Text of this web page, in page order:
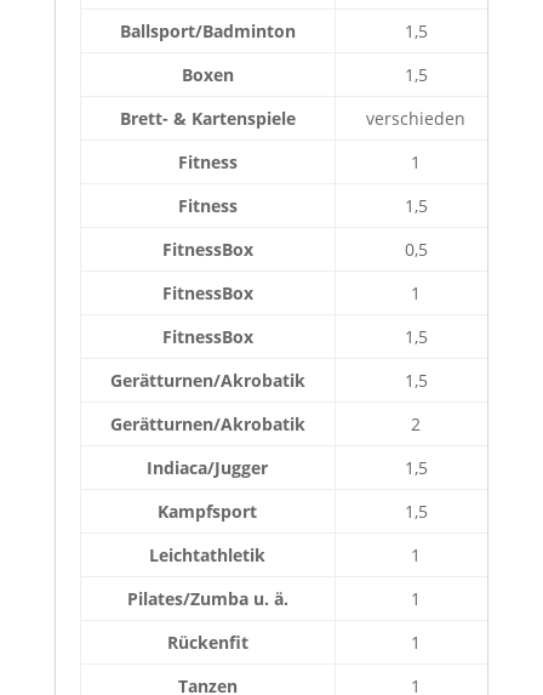
Ballsport/Badminton
1,5
Boxen
1,5
Brett- & Kartenspiele
verschieden
Fitness
1
Fitness
1,5
FitnessBox
0,5
FitnessBox
1
FitnessBox
1,5
Gerätturnen/Akrobatik
1,5
Gerätturnen/Akrobatik
2
Indiaca/Jugger
1,5
Kampfsport
1,5
Leichtathletik
1
Pilates/Zumba u. ä.
1
Rückenfit
1
Tanzen
1